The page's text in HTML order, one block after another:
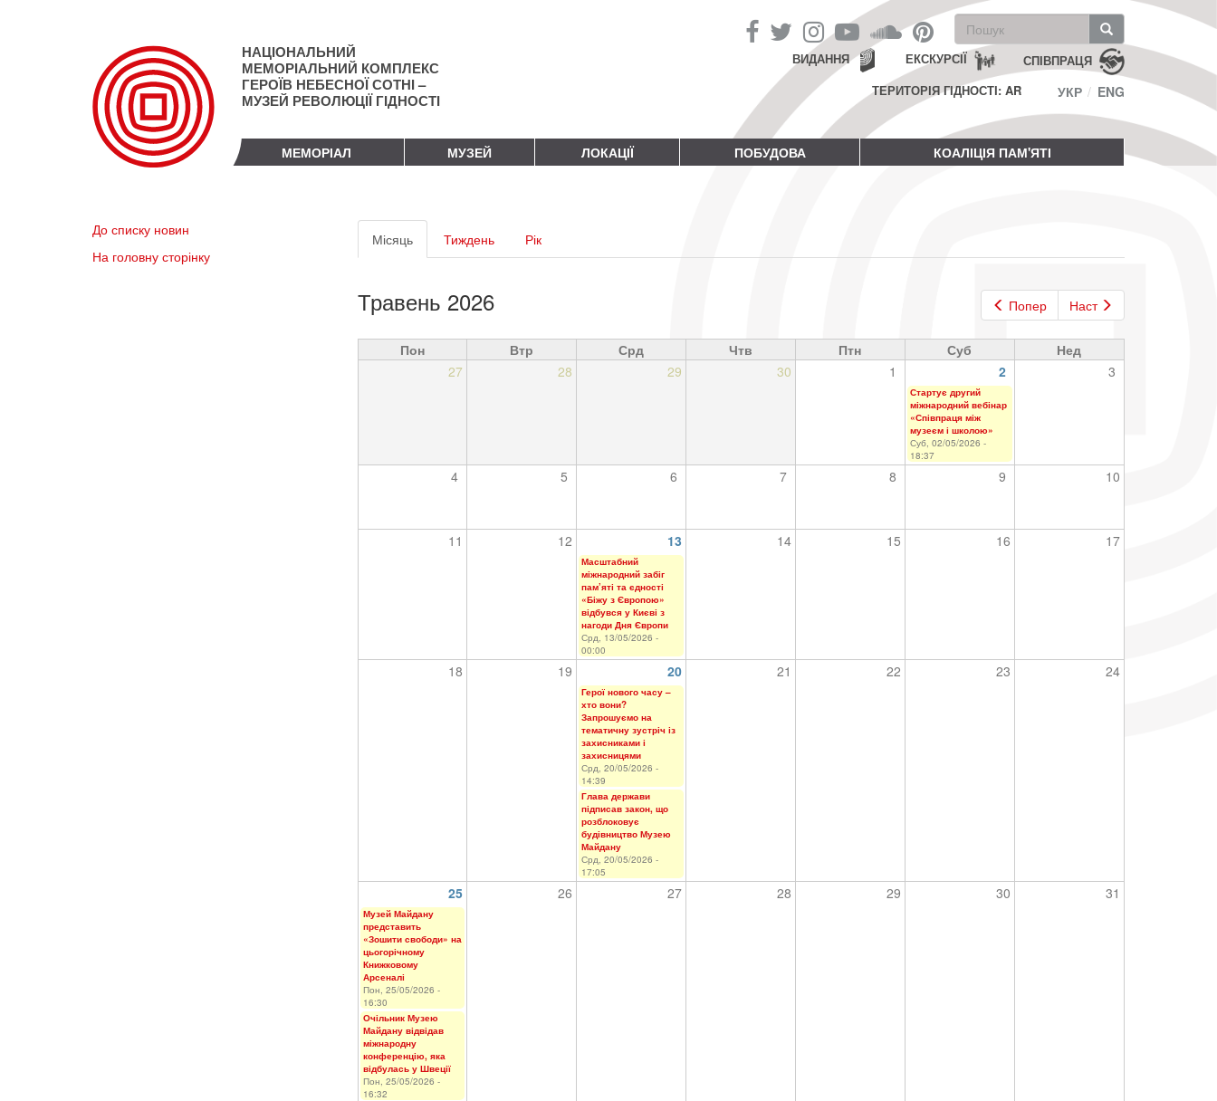
НАЦІОНАЛЬНИЙ
МЕМОРІАЛЬНИЙ КОМПЛЕКС
ГЕРОЇВ НЕБЕСНОЇ СОТНІ –
МУЗЕЙ РЕВОЛЮЦІЇ ГІДНОСТІ
Пошукова
форма
Пошук СПІВПРАЦЯ
ЕКСКУРСІЇ
ВИДАННЯ
ТЕРИТОРІЯ ГІДНОСТІ: AR
УКР ENG
МЕМОРІАЛ МУЗЕЙ ЛОКАЦІЇ ПОБУДОВА КОАЛІЦІЯ ПАМ'ЯТІ
До списку новин
На головну сторінку
Первинні
вкладки
Місяць(активна
вкладка)
Тиждень Рік
Попер Наст
Травень 2026
Пон Втр Срд Чтв Птн Суб
Нед
27
28 29 30 1 2 3
Стартує другий
міжнародний вебінар
«Співпраця між
музеєм і школою»
Суб, 02/05/2026 -
18:37
4 5 6 7 8 9 10
11 12 13 14 15 16 17
Масштабний
міжнародний забіг
пам’яті та єдності
«Біжу з Європою»
відбувся у Києві з
нагоди Дня Європи
Срд, 13/05/2026 -
00:00
18 19 20 21 22 23 24
Герої нового часу –
хто вони?
Запрошуємо на
тематичну зустріч із
захисниками і
захисницями
Срд, 20/05/2026 -
14:39
Глава держави
підписав закон, що
розблоковує
будівництво Музею
Майдану
Срд, 20/05/2026 -
17:05
25 26 27 28 29 30 31
Музей Майдану
представить
«Зошити свободи» на
цьогорічному
Книжковому
Арсеналі
Пон, 25/05/2026 -
16:30
Очільник Музею
Майдану відвідав
міжнародну
конференцію, яка
відбулась у Швеції
Пон, 25/05/2026 -
16:32